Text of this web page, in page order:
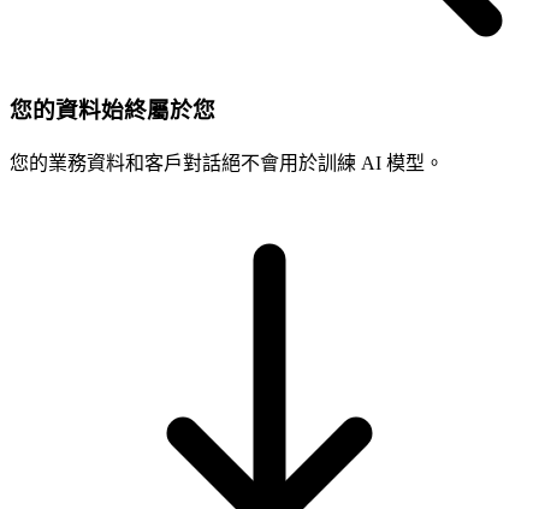
您的資料始終屬於您
您的業務資料和客戶對話絕不會用於訓練 AI 模型。